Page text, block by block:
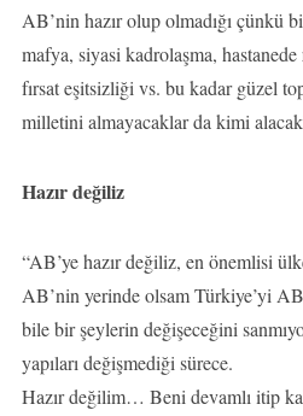
AB’nin hazır olup olmadığı çünkü
mafya, siyasi kadrolaşma,
fırsat eşitsizliği vs. bu kadar güzel
milletini almayacaklar da kimi
Hazır değiliz
“AB’ye hazır değiliz, en önemlisi
AB’nin yerinde olsam Türkiye’yi
bile bir şeylerin değişeceğini
yapıları değişmediği sürece.
Hazır değilim… Beni devamlı itip